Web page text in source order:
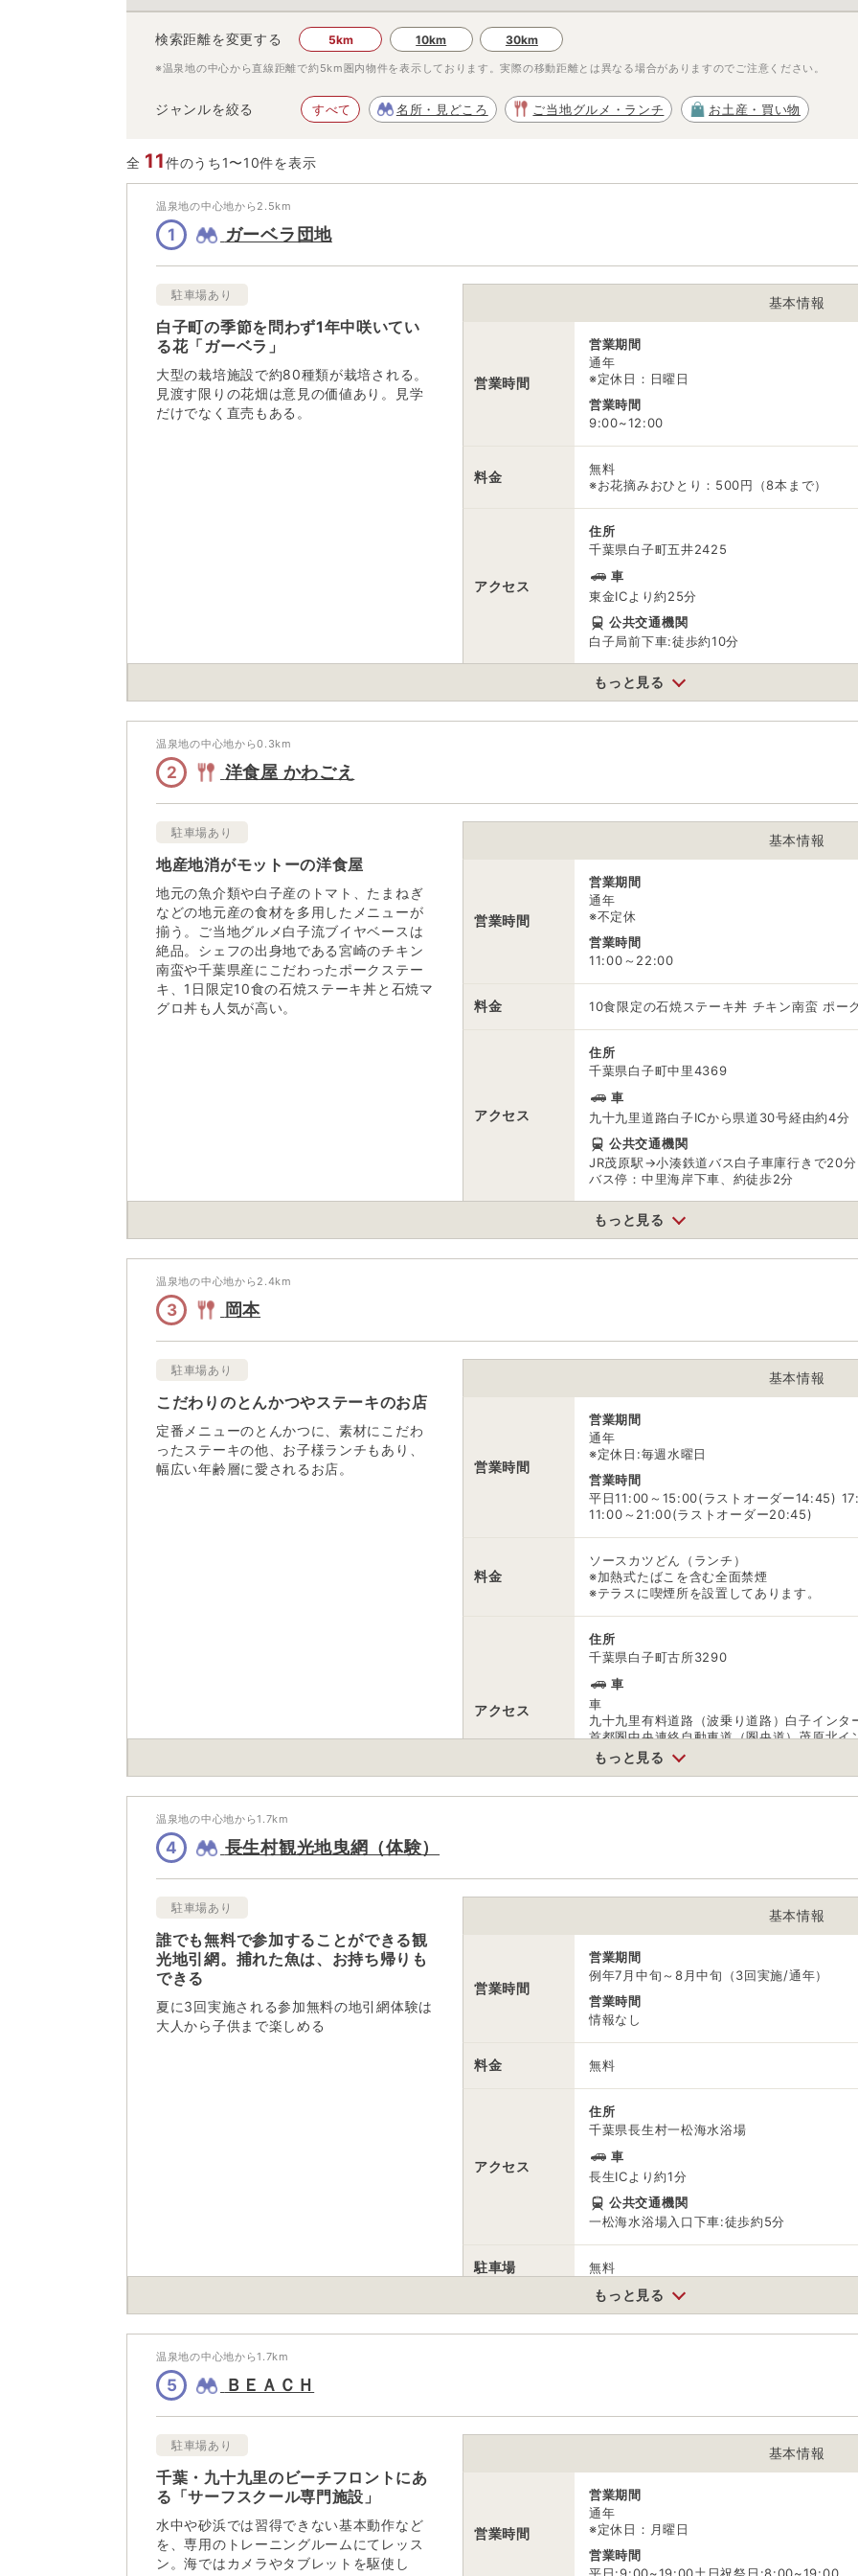
6
検索距離を変更する 5km 10km 30km
※温泉地の中心から直線距離で約5km 圏内物件を表示しております。実際の移動距離とは異なる場合がありますのでご注意ください。
ジャンルを絞る すべて 名所・見どころ ご当地グルメ・ランチ お土産・買い物
全 11件のうち1〜10件を表示
温泉地の中心地から2.5km
1 ガーベラ団地
駐車場あり
白子町の季節を問わず1年中咲いてい
る花「ガーベラ」
大型の栽培施設で約80種類が栽培される。
見渡す限りの花畑は意見の価値あり。見学
だけでなく直売もある。
基本情報
営業時間
営業期間
通年
※定休日：日曜日
営業時間
9:00~12:00
料金
無料
※お花摘みおひとり：500円（8本まで）
アクセス
住所
千葉県白子町五井2425
車
東金ICより約25分
公共交通機関
白子局前下車:徒歩約10分
無料
※ 掲載情報は変更になる場合があります。最新の内容はご利用前にご自
もっと見る
温泉地の中心地から0.3km
2 洋食屋 かわごえ
駐車場あり
地産地消がモットーの洋食屋
地元の魚介類や白子産のトマト、たまねぎ
などの地元産の食材を多用したメニューが
揃う。ご当地グルメ白子流ブイヤベースは
絶品。シェフの出身地である宮崎のチキン
南蛮や千葉県産にこだわったポークステー
キ、1日限定10食の石焼ステーキ丼と石焼マ
グロ丼も人気が高い。
基本情報
営業時間
営業期間
通年
※不定休
営業時間
11:00～22:00
料金 10食限定の石焼ステーキ丼 チキン南蛮 ポー
アクセス
住所
千葉県白子町中里4369
車
九十九里道路白子ICから県道30号経由約4分
公共交通機関
JR茂原駅→小湊鉄道バス白子車庫行きで20分
バス停：中里海岸下車、約徒歩2分
無料（10台）
※ 掲載情報は変更になる場合があります。最新の内容はご利用前にご自
もっと見る
温泉地の中心地から2.4km
3 岡本
駐車場あり
こだわりのとんかつやステーキのお店
定番メニューのとんかつに、素材にこだわ
ったステーキの他、お子様ランチもあり、
幅広い年齢層に愛されるお店。
基本情報
営業時間
営業期間
通年
※定休日:毎週水曜日
営業時間
平日11:00～15:00(ラストオーダー14:45)
11:00～21:00(ラストオーダー20:45)
料金
ソースカツどん（ランチ）
※加熱式たばこを含む全面禁煙
※テラスに喫煙所を設置してあります。
アクセス
住所
千葉県白子町古所3290
車
車
九十九里有料道路（波乗り道路）白子インタ
首都圏中央連絡自動車道（圏央道）茂原北
公共交通機関
JR外房線大網、本納、茂原の各駅からバス
※ 掲載情報は変更になる場合があります。最新の内容はご利用前にご自
※ 料金情報は税込・税抜表記が混ざっております。正しい金額はご利
もっと見る
温泉地の中心地から1.7km
4 長生村観光地曳網（体験）
駐車場あり
誰でも無料で参加することができる観
光地引網。捕れた魚は、お持ち帰りも
できる
夏に3回実施される参加無料の地引網体験は
大人から子供まで楽しめる
基本情報
営業時間
営業期間
例年7月中旬～8月中旬（3回実施/通年）
営業時間
情報なし
料金 無料
アクセス
住所
千葉県長生村一松海水浴場
車
長生ICより約1分
公共交通機関
一松海水浴場入口下車:徒歩約5分
駐車場 無料
電話番号 0475322114
※ 料金情報は税込・税抜表記が混ざっております。正しい金額はご利
もっと見る
温泉地の中心地から1.7km
5 ＢＥＡＣＨ
駐車場あり
千葉・九十九里のビーチフロントにあ
る「サーフスクール専門施設」
水中や砂浜では習得できない基本動作など
を、専用のトレーニングルームにてレッス
ン。海ではカメラやタブレットを駆使し
基本情報
営業時間
営業期間
通年
※定休日：月曜日
営業時間